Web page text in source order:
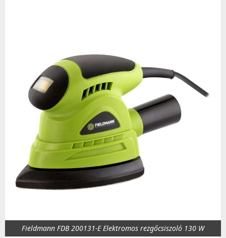
Fieldmann FDB 200131-E Elektromos rezgőcsiszoló 130 W